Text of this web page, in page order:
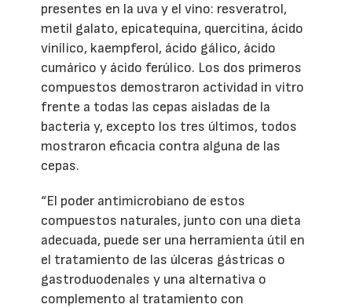
presentes en la uva y el vino: resveratrol,
metil galato, epicatequina, quercitina, ácido
vinílico, kaempferol, ácido gálico, ácido
cumárico y ácido ferúlico. Los dos primeros
compuestos demostraron actividad in vitro
frente a todas las cepas aisladas de la
bacteria y, excepto los tres últimos, todos
mostraron eficacia contra alguna de las
cepas.
“El poder antimicrobiano de estos
compuestos naturales, junto con una dieta
adecuada, puede ser una herramienta útil en
el tratamiento de las úlceras gástricas o
gastroduodenales y una alternativa o
complemento al tratamiento con